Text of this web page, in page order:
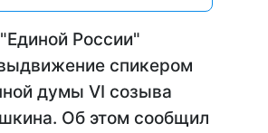
России"
спикером
думы VI созыва
Об этом сообщил